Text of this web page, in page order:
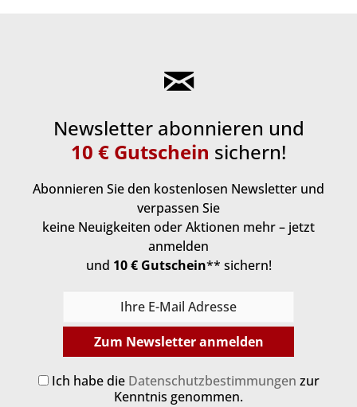
Newsletter abonnieren und
10 € Gutschein sichern!
Abonnieren Sie den kostenlosen Newsletter und
verpassen Sie
keine Neuigkeiten oder Aktionen mehr – jetzt
anmelden
und 10 € Gutschein** sichern!
Zum Newsletter anmelden
Ich habe die Datenschutzbestimmungen zur
Kenntnis genommen.